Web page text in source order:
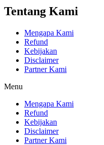
Tentang Kami
Mengapa Kami
Refund
Kebijakan
Disclaimer
Partner Kami
Menu
Mengapa Kami
Refund
Kebijakan
Disclaimer
Partner Kami